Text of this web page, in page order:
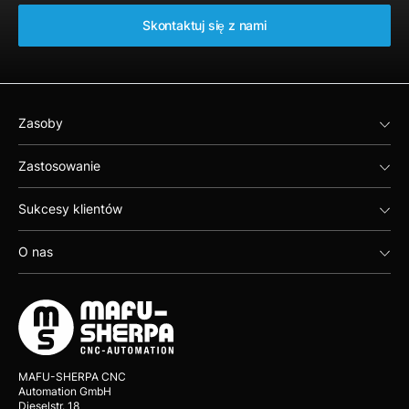
Skontaktuj się z nami
Zasoby
Zastosowanie
Sukcesy klientów
O nas
MAFU-SHERPA CNC
Automation GmbH
Dieselstr. 18